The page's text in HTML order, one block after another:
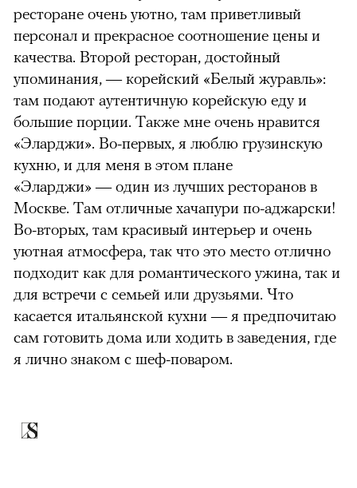
ресторане очень уютно, там приветливый
персонал и прекрасное соотношение цены и
качества. Второй ресторан, достойный
упоминания,—корейский «Белый журавль»:
там подают аутентичную корейскую еду и
большие порции. Также мне очень нравится
«Эларджи». Во-первых, я люблю грузинскую
кухню, и для меня в этом плане
«Эларджи»—один из лучших ресторанов в
Москве. Там отличные хачапури по-аджарски!
Во-вторых, там красивый интерьер и очень
уютная атмосфера, так что это место отлично
подходит как для романтического ужина, так и
для встречи с семьей или друзьями. Что
касается итальянской кухни — я предпочитаю
сам готовить дома или ходить в заведения, где
я лично знаком с шеф-поваром.